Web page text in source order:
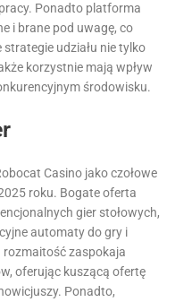
Ponadto platforma
i brane pod uwagę, co
udziału nie tylko
korzystnie mają wpływ
środowisku.
Casino jako czołowe
roku. Bogate oferta
gier stołowych,
automaty do gry i
rozmaitość zaspokaja
oferując kuszącą ofertę
Ponadto,